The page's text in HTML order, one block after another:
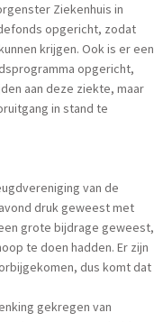
Ziekenhuis in
opgericht, zodat
krijgen. Ook is er een
opgericht,
aan deze ziekte, maar
in stand te
van de
druk geweest met
grote bijdrage geweest,
te doen hadden. Er zijn
dus komt dat
gekregen van